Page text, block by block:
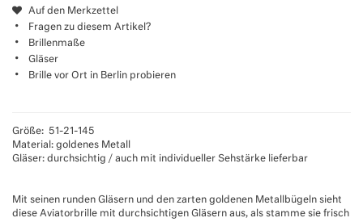
Auf den Merkzettel
Fragen zu diesem Artikel?
Brillenmaße
Gläser
Brille vor Ort in Berlin probieren
Größe: 51-21-145
Material: goldenes Metall
Gläser: durchsichtig / auch mit individueller Sehstärke lieferbar
Mit seinen runden Gläsern und den zarten goldenen Metallbügeln sieht
diese Aviatorbrille mit durchsichtigen Gläsern aus, als stamme sie frisch